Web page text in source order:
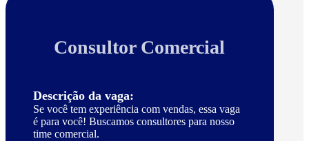
Consultor Comercial
Descrição da vaga:
Se você tem experiência com vendas, essa vaga
é para você! Buscamos consultores para nosso
time comercial.